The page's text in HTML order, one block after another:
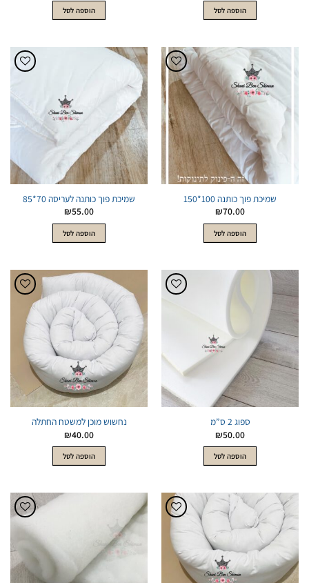
הוספה לסל הוספה לסל
הוסף
שמיכת פוך כותנה 100*150
₪70.00
הוספה לסל
שמיכת פוך כותנה לעריסה 70*85
₪55.00
הוספה לסל
ספוג 2 ס”מ
₪50.00
הוספה לסל
לWishlist
נחשוש מוכן למשטח החתלה
₪40.00
הוספה לסל
הוסף
לWishlist